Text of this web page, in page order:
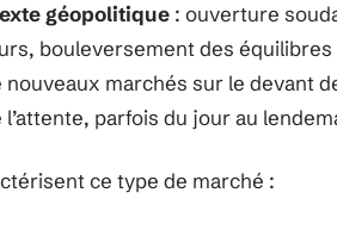
géopolitique : ouverture
bouleversement des
nouveaux marchés sur le devant
parfois du jour au
ce type de marché :